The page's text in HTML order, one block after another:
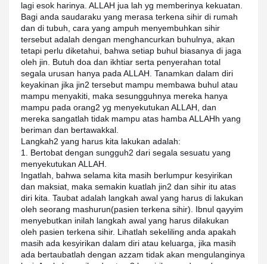
lagi esok harinya. ALLAH jua lah yg memberinya kekuatan.
Bagi anda saudaraku yang merasa terkena sihir di rumah
dan di tubuh, cara yang ampuh menyembuhkan sihir
tersebut adalah dengan menghancurkan buhulnya, akan
tetapi perlu diketahui, bahwa setiap buhul biasanya di jaga
oleh jin. Butuh doa dan ikhtiar serta penyerahan total
segala urusan hanya pada ALLAH. Tanamkan dalam diri
keyakinan jika jin2 tersebut mampu membawa buhul atau
mampu menyakiti, maka sesungguhnya mereka hanya
mampu pada orang2 yg menyekutukan ALLAH, dan
mereka sangatlah tidak mampu atas hamba ALLAHh yang
beriman dan bertawakkal.
Langkah2 yang harus kita lakukan adalah:
1. Bertobat dengan sungguh2 dari segala sesuatu yang
menyekutukan ALLAH.
Ingatlah, bahwa selama kita masih berlumpur kesyirikan
dan maksiat, maka semakin kuatlah jin2 dan sihir itu atas
diri kita. Taubat adalah langkah awal yang harus di lakukan
oleh seorang mashurun(pasien terkena sihir). Ibnul qayyim
menyebutkan inilah langkah awal yang harus dilakukan
oleh pasien terkena sihir. Lihatlah sekeliling anda apakah
masih ada kesyirikan dalam diri atau keluarga, jika masih
ada bertaubatlah dengan azzam tidak akan mengulanginya